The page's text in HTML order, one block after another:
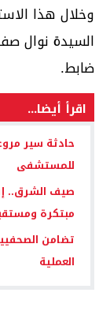
وخلال هذا
السيدة نوال
ضابط.
اقرأ أيضا...
​حادثة سير
للمستشفى
صيف الشرق..
مبتكرة
تضامن
العملية